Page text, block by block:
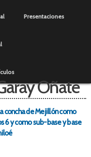
Presentaciones
Oñate
concha de Mejillón como
6 y como sub-base y base